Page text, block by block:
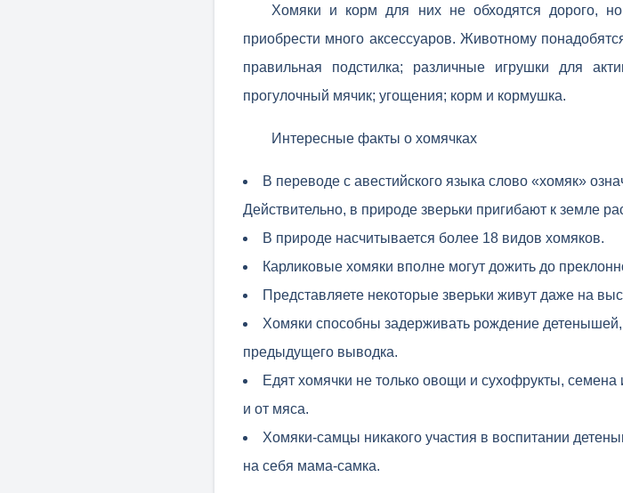
Хомяки и корм для них не обходятся дорого,
приобрести много аксессуаров. Животному
правильная подстилка; различные игрушки для
прогулочный мячик; угощения; корм и кормушка.
Интересные факты о хомячках
В переводе с авестийского языка слово «хомяк»
Действительно, в природе зверьки пригибают к земле
В природе насчитывается более 18 видов хомяков.
Карликовые хомяки вполне могут дожить до
Представляете некоторые зверьки живут даже на
Хомяки способны задерживать рождение
предыдущего выводка.
Едят хомячки не только овощи и сухофрукты,
и от мяса.
Хомяки-самцы никакого участия в воспитании
на себя мама-самка.